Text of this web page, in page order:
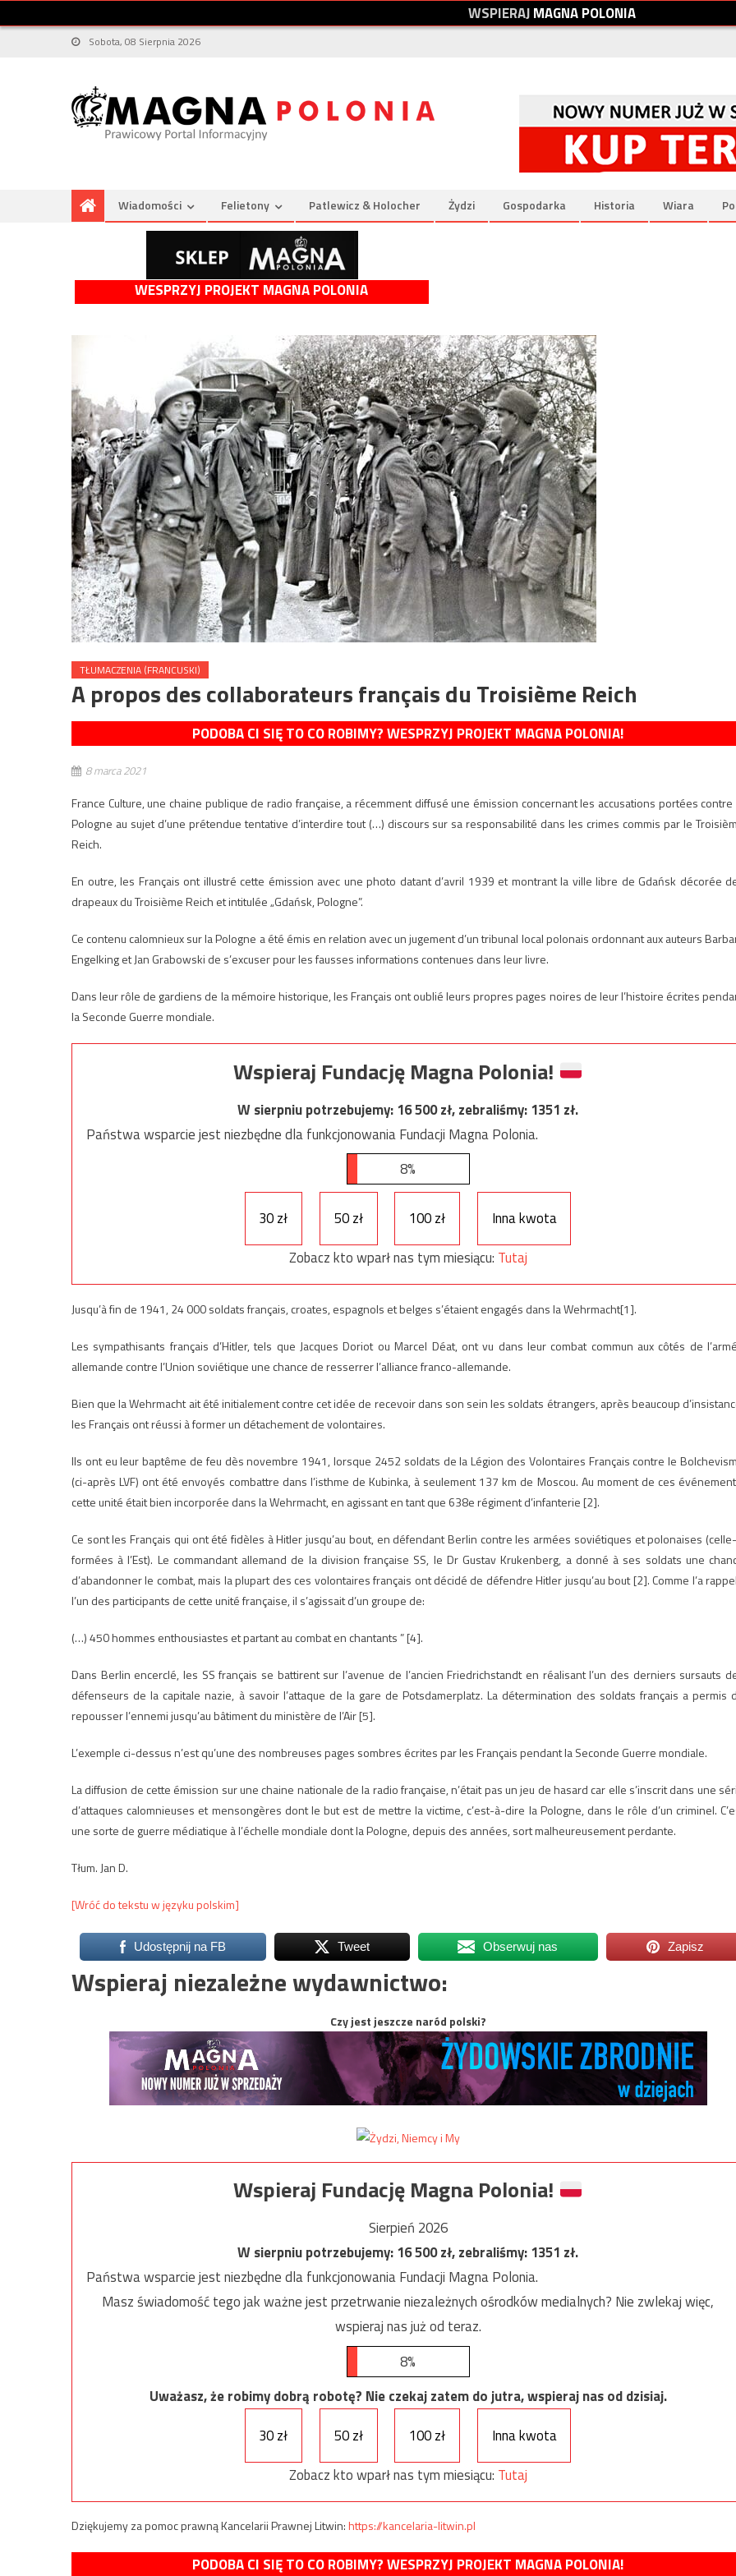
WSPIERAJMAGNAPOLONIA
Sobota, 08 Sierpnia 2026
Wiadomości Felietony Patlewicz & Holocher Żydzi Gospodarka Historia Wiara
WESPRZYJ PROJEKT MAGNA POLONIA
TŁUMACZENIA (FRANCUSKI)
A propos des collaborateurs français du Troisième Reich
PODOBA CI SIĘ TO CO ROBIMY? WESPRZYJ PROJEKT MAGNA POLONIA!
8 marca 2021
France Culture, une chaine publique de radio française, a récemment diffusé une émission concernant les accusations portées contre
Pologne au sujet d’une prétendue tentative d’interdire tout (…) discours sur sa responsabilité dans les crimes commis par le
Reich.
En outre, les Français ont illustré cette émission avec une photo datant d’avril 1939 et montrant la ville libre de Gdańsk décorée
drapeaux du Troisième Reich et intitulée „Gdańsk, Pologne”.
Ce contenu calomnieux sur la Pologne a été émis en relation avec un jugement d’un tribunal local polonais ordonnant aux auteurs
Engelking et Jan Grabowski de s’excuser pour les fausses informations contenues dans leur livre.
Dans leur rôle de gardiens de la mémoire historique, les Français ont oublié leurs propres pages noires de leur l’histoire écrites
la Seconde Guerre mondiale.
Wspieraj Fundację Magna Polonia!
W sierpniu potrzebujemy:16 500zł, zebraliśmy:1351 zł.
Państwa wsparcie jest niezbędne dla funkcjonowania Fundacji Magna Polonia.
8%
30 zł 50 zł 100 zł
Inna kwota
Zobacz kto wparł nas tym miesiącu: Tutaj
Jusqu’à fin de 1941, 24 000 soldats français, croates, espagnols et belges s’étaient engagés dans la Wehrmacht[1].
Les sympathisants français d’Hitler, tels que Jacques Doriot ou Marcel Déat, ont vu dans leur combat commun aux côtés de
allemande contre l’Union soviétique une chance de resserrer l’alliance franco-allemande.
Bien que la Wehrmacht ait été initialement contre cet idée de recevoir dans son sein les soldats étrangers, après beaucoup
les Français ont réussi à former un détachement de volontaires.
Ils ont eu leur baptême de feu dès novembre 1941, lorsque 2452 soldats de la Légion des Volontaires Français contre le
(ci-après LVF) ont été envoyés combattre dans l’isthme de Kubinka, à seulement 137 km de Moscou. Au moment de ces
cette unité était bien incorporée dans la Wehrmacht, en agissant en tant que 638e régiment d’infanterie [2].
Ce sont les Français qui ont été fidèles à Hitler jusqu’au bout, en défendant Berlin contre les armées soviétiques et polonaises
formées à l’Est). Le commandant allemand de la division française SS, le Dr Gustav Krukenberg, a donné à ses soldats une
d’abandonner le combat, mais la plupart des ces volontaires français ont décidé de défendre Hitler jusqu’au bout [2]. Comme l’a
l’un des participants de cette unité française, il s’agissait d’un groupe de:
(…) 450 hommes enthousiastes et partant au combat en chantants ” [4].
Dans Berlin encerclé, les SS français se battirent sur l’avenue de l’ancien Friedrichstandt en réalisant l’un des derniers sursauts
défenseurs de la capitale nazie, à savoir l’attaque de la gare de Potsdamerplatz. La détermination des soldats français a permis
repousser l’ennemi jusqu’au bâtiment du ministère de l’Air [5].
L’exemple ci-dessus n’est qu’une des nombreuses pages sombres écrites par les Français pendant la Seconde Guerre mondiale.
La diffusion de cette émission sur une chaine nationale de la radio française, n’était pas un jeu de hasard car elle s’inscrit dans une
d’attaques calomnieuses et mensongères dont le but est de mettre la victime, c’est-à-dire la Pologne, dans le rôle d’un criminel.
une sorte de guerre médiatique à l’échelle mondiale dont la Pologne, depuis des années, sort malheureusement perdante.
Tłum. Jan D.
[Wróć do tekstu w języku polskim]
Udostępnij na FB Tweet Obserwuj nas Zapisz
Wspieraj niezależne wydawnictwo:
Czy jest jeszcze naród polski?
Wspieraj Fundację Magna Polonia!
Sierpień 2026
W sierpniu potrzebujemy:16 500zł, zebraliśmy:1351 zł.
Państwa wsparcie jest niezbędne dla funkcjonowania Fundacji Magna Polonia.
Masz świadomość tego jak ważne jest przetrwanie niezależnych ośrodków medialnych? Nie zwlekaj więc,
wspieraj nas już od teraz.
8%
Uważasz, że robimy dobrą robotę? Nie czekaj zatem do jutra, wspieraj nas od dzisiaj.
30 zł
50 zł 100 zł
Inna kwota
Zobacz kto wparł nas tym miesiącu: Tutaj
Dziękujemy za pomoc prawną Kancelarii Prawnej Litwin:https://kancelaria-litwin.pl
PODOBA CI SIĘ TO CO ROBIMY? WESPRZYJ PROJEKT MAGNA POLONIA!